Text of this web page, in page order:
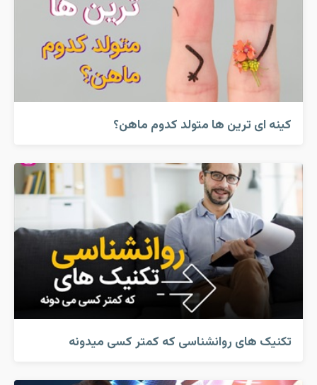
کینه ای ترین ها متولد کدوم ماهن؟
تکنیک های روانشناسی که کمتر کسی میدونه